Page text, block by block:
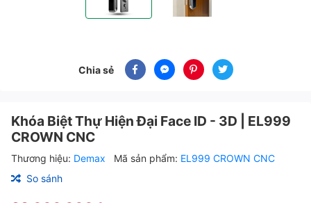
Chia sẻ
Khóa Biệt Thự Hiện Đại Face ID - 3D | EL999
CROWN CNC
Thương hiệu: Demax Mã sản phẩm: EL999 CROWN CNC
So sánh